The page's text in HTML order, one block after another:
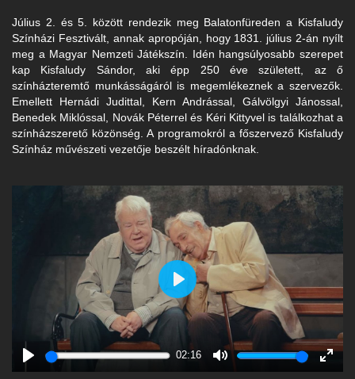
Július 2. és 5. között rendezik meg Balatonfüreden a Kisfaludy
Színházi Fesztivált, annak apropóján, hogy 1831. július 2-án nyílt
meg a Magyar Nemzeti Játékszín. Idén hangsúlyosabb szerepet
kap Kisfaludy Sándor, aki épp 250 éve született, az ő
színházteremtő munkásságáról is megemlékeznek a szervezők.
Emellett Hernádi Judittal, Kern Andrással, Gálvölgyi Jánossal,
Benedek Miklóssal, Novák Péterrel és Kéri Kittyvel is találkozhat a
színházszerető közönség. A programokról a főszervező Kisfaludy
Színház művészeti vezetője beszélt híradónknak.
Play
02:16
Mute
Enter
Play